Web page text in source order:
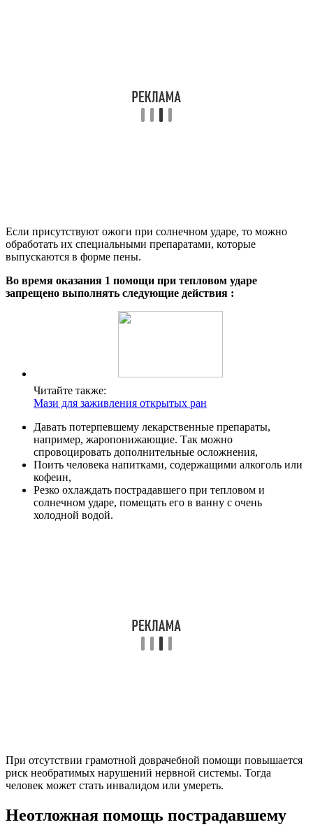
Если присутствуют ожоги при солнечном ударе, то можно
обработать их специальными препаратами, которые
выпускаются в форме пены.
Во время оказания 1 помощи при тепловом ударе
запрещено выполнять следующие действия :
Читайте также:
Мази для заживления открытых ран
Давать потерпевшему лекарственные препараты,
например, жаропонижающие. Так можно
спровоцировать дополнительные осложнения,
Поить человека напитками, содержащими алкоголь или
кофеин,
Резко охлаждать пострадавшего при тепловом и
солнечном ударе, помещать его в ванну с очень
холодной водой.
При отсутствии грамотной доврачебной помощи повышается
риск необратимых нарушений нервной системы. Тогда
человек может стать инвалидом или умереть.
Неотложная помощь пострадавшему